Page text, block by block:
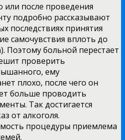
или после проведения
подробно рассказывают
последствиях принятия
самочувствия вплоть до
Поэтому больной перестает
проверить
ему
плохо, после чего он
больше проводить
Так достигается
от алкоголя.
процедуры приемлема